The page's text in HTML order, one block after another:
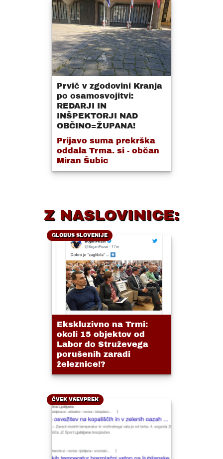
Prvič v zgodovini Kranja
po osamosvojitvi:
REDARJI IN
INŠPEKTORJI NAD
OBČINO=ŽUPANA!
Prijavo suma prekrška
oddala Trma. si - občan
Miran Šubic
Z NASLOVINICE:
GLOBUS SLOVENIJE
Ekskluzivno na Trmi:
okoli 15 objektov od
Labor do Struževega
porušenih zaradi
železnice!?
ČVEK VSEVPREK